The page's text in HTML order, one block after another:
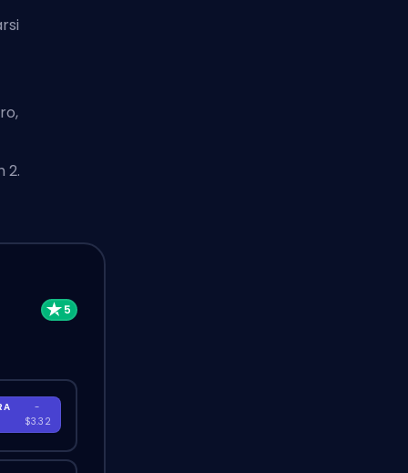
2.
-
$3.32